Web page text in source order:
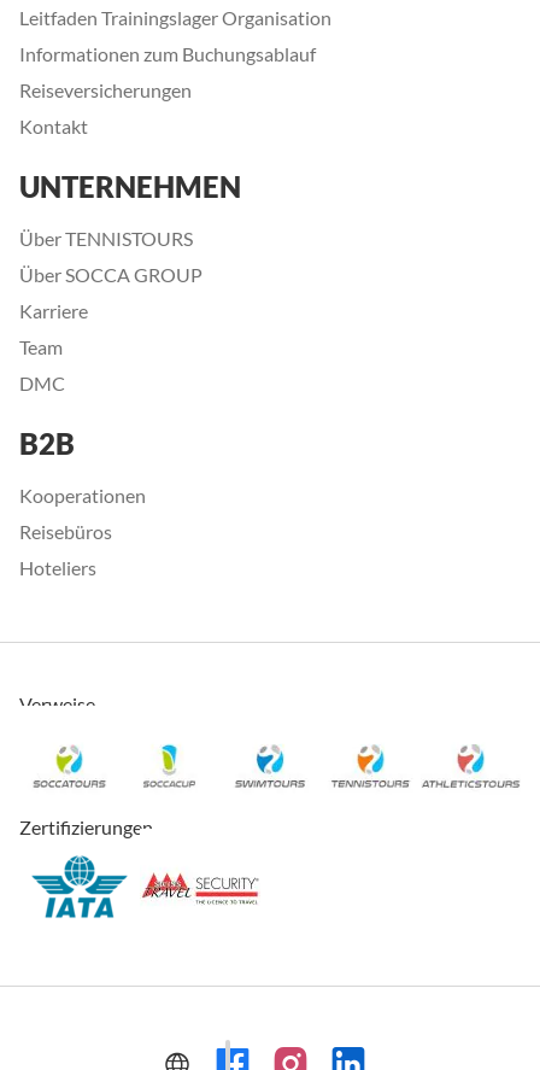
Leitfaden Trainingslager Organisation
Informationen zum Buchungsablauf
Reiseversicherungen
Kontakt
UNTERNEHMEN
Über TENNISTOURS
Über SOCCA GROUP
Karriere
Team
DMC
B2B
Kooperationen
Reisebüros
Hoteliers
Verweise
Zertifizierungen